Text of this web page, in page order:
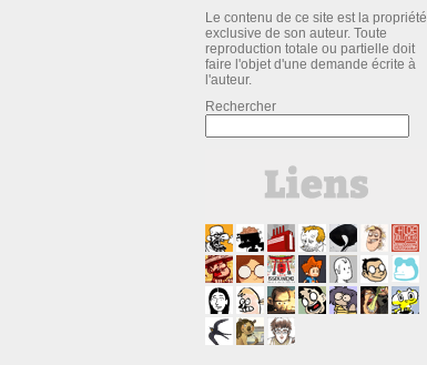
Le contenu de ce site est la propriété
exclusive de son auteur. Toute
reproduction totale ou partielle doit
faire l'objet d'une demande écrite à
l'auteur.
Rechercher